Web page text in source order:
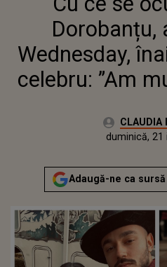
DE
Dorobanțu,
Wednesday,
celebru: ”Am
Autor:CLAUDIA
Actualizat:
duminică, 21
Adaugă-ne ca